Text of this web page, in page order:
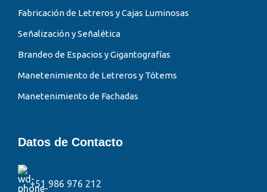
Fabricación de Letreros y Cajas Luminosas
Señalización y Señalética
Brandeo de Espacios y Gigantografías
Manetenimiento de Letreros y Tótems
Manetenimiento de Fachadas
Datos de Contacto
+51 986 976 212